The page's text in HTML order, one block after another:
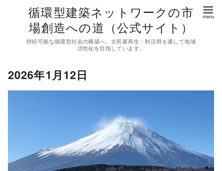
循環型建築ネットワークの市
場創造への道（公式サイト）
持続可能な循環型社会の構築へ。古民家再生・利活用を通して地域
活性化を目指しています。
2026年1月12日